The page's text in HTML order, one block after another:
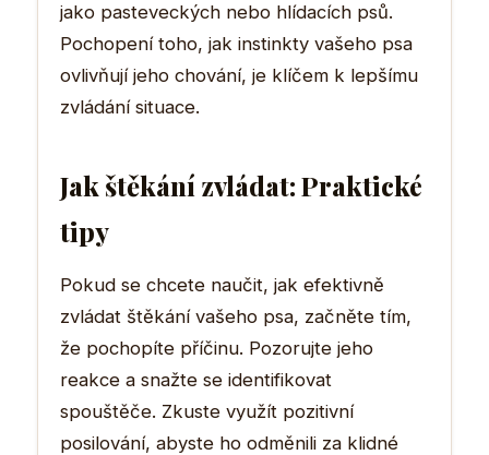
jako pasteveckých nebo hlídacích psů.
Pochopení toho, jak instinkty vašeho psa
ovlivňují jeho chování, je klíčem k lepšímu
zvládání situace.
Jak štěkání zvládat: Praktické
tipy
Pokud se chcete naučit, jak efektivně
zvládat štěkání vašeho psa, začněte tím,
že pochopíte příčinu. Pozorujte jeho
reakce a snažte se identifikovat
spouštěče. Zkuste využít pozitivní
posilování, abyste ho odměnili za klidné